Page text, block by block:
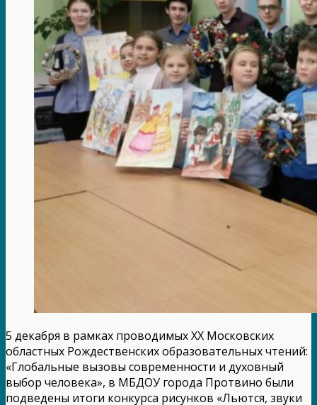
5 декабря в рамках проводимых XX Московских
областных Рождественских образовательных чтений:
«Глобальные вызовы современности и духовный
выбор человека», в МБДОУ города Протвино были
подведены итоги конкурса рисунков «Льются, звуки